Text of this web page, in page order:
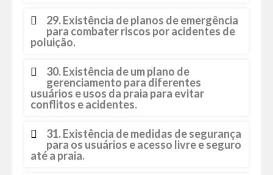
29. Existência de planos de emergência
para combater riscos por acidentes de
poluição.
30. Existência de um plano de
gerenciamento para diferentes
usuários e usos da praia para evitar
conflitos e acidentes.
31. Existência de medidas de segurança
para os usuários e acesso livre e seguro
até a praia.